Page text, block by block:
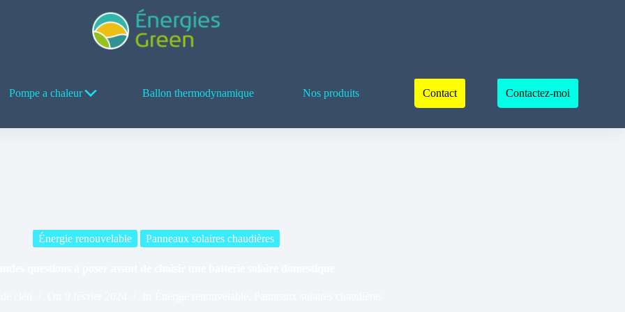
Pompe a chaleur Ballon thermodynamique Nos produits Contact Contactez-moi
Énergie renouvelable Panneaux solaires chaudières